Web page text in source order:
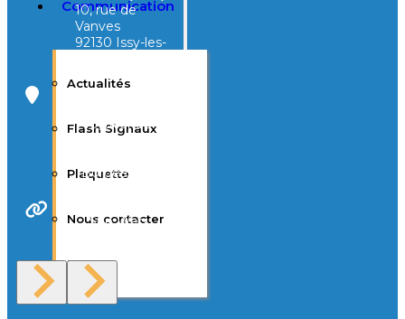
Communication
Actualités
Flash Signaux
Plaquette
Nous contacter
F.A.Q
10, rue de
Vanves
92130 Issy-les-
40, avenue
d’Eysines
Bordeaux
Site Web